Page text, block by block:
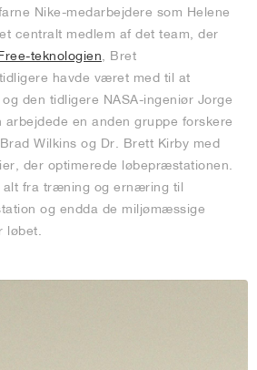
Nike-medarbejdere som Helene
centralt medlem af det team, der
teknologien , Bret
havde været med til at
, og den tidligere NASA-ingeniør Jorge
arbejdede en anden gruppe forskere
Wilkins og Dr. Brett Kirby med
der optimerede løbepræstationen.
alt fra træning og ernæring til
og endda de miljømæssige
løbet.